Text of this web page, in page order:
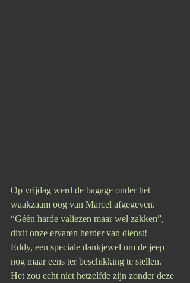
Op vrijdag werd de bagage onder het
waakzaam oog van Marcel afgegeven.
“Géén harde valiezen maar wel zakken”,
dixit onze ervaren herder van dienst!
Eddy, een speciale dankjewel om de jeep
nog maar eens ter beschikking te stellen.
Het zou echt niet hetzelfde zijn zonder deze